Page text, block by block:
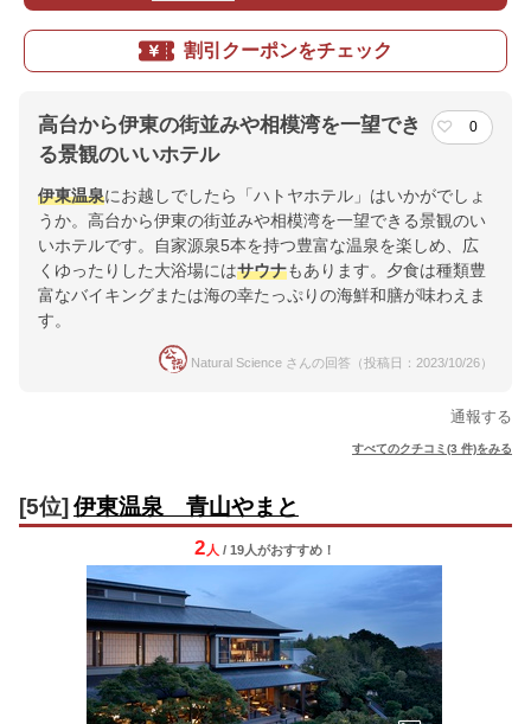
割引クーポンをチェック
高台から伊東の街並みや相模湾を一望でき
る景観のいいホテル
0
伊東温泉にお越しでしたら「ハトヤホテル」はいかがでしょ
うか。高台から伊東の街並みや相模湾を一望できる景観のい
いホテルです。自家源泉5本を持つ豊富な温泉を楽しめ、広
くゆったりした大浴場にはサウナもあります。夕食は種類豊
富なバイキングまたは海の幸たっぷりの海鮮和膳が味わえま
す。
Natural Science さんの回答（投稿日：2023/10/26）
通報する
すべてのクチコミ(3 件)をみる
[5位] 伊東温泉 青山やまと
2 人 / 19人がおすすめ！